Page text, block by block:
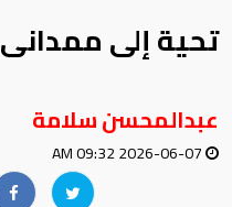
تحية إلى ممدانى
عبدالمحسن سلامة
2026-06-07 09:32 AM